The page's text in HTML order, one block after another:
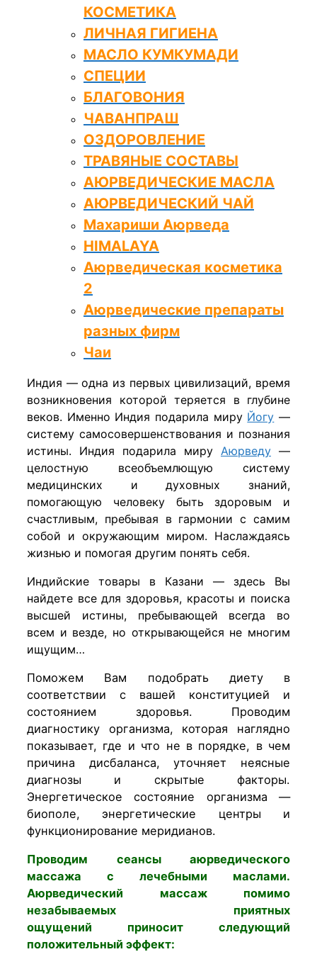
КОСМЕТИКА
ЛИЧНАЯ ГИГИЕНА
МАСЛО КУМКУМАДИ
СПЕЦИИ
БЛАГОВОНИЯ
ЧАВАНПРАШ
ОЗДОРОВЛЕНИЕ
ТРАВЯНЫЕ СОСТАВЫ
АЮРВЕДИЧЕСКИЕ МАСЛА
АЮРВЕДИЧЕСКИЙ ЧАЙ
Махариши Аюрведа
HIMALAYA
Аюрведическая косметика
2
Аюрведические препараты
разных фирм
Чаи
​Индия — одна из первых цивилизаций, время
возникновения которой теряется в глубине
веков. Именно Индия подарила миру Йогу —
систему самосовершенствования и познания
истины. Индия подарила миру Аюрведу —
целостную всеобъемлющую систему
медицинских и духовных знаний,
помогающую человеку быть здоровым и
счастливым, пребывая в гармонии с самим
собой и окружающим миром. Наслаждаясь
жизнью и помогая другим понять себя.
Индийские товары в Казани — здесь Вы
найдете все для здоровья, красоты и поиска
высшей истины, пребывающей всегда во
всем и везде, но открывающейся не многим
ищущим…
Поможем Вам подобрать диету в
соответствии с вашей конституцией и
состоянием здоровья. Проводим
диагностику организма, которая наглядно
показывает, где и что не в порядке, в чем
причина дисбаланса, уточняет неясные
диагнозы и скрытые факторы.
Энергетическое состояние организма —
биополе, энергетические центры и
функционирование меридианов.
Проводим сеансы аюрведического
массажа с лечебными маслами.
Аюрведический массаж помимо
незабываемых приятных
ощущений приносит следующий
положительный эффект: